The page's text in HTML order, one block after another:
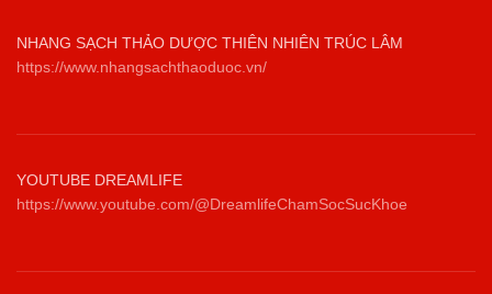
NHANG SẠCH THẢO DƯỢC THIÊN NHIÊN TRÚC LÂM
https://www.nhangsachthaoduoc.vn/
YOUTUBE DREAMLIFE
https://www.youtube.com/@DreamlifeChamSocSucKhoe